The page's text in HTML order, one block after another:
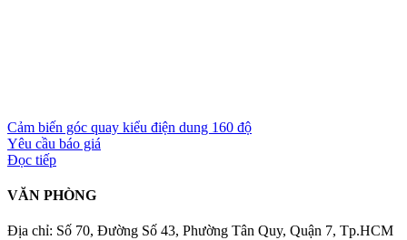
Cảm biến góc quay kiểu điện dung 160 độ
Yêu cầu báo giá
Đọc tiếp
VĂN PHÒNG
Địa chỉ: Số 70, Đường Số 43, Phường Tân Quy, Quận 7, Tp.HCM